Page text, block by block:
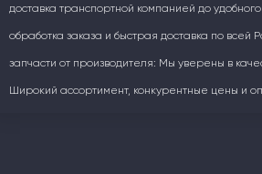
доставка транспортной компанией до
обработка заказа и быстрая доставка по всей
запчасти от производителя: Мы уверены в
Широкий ассортимент, конкурентные цены и